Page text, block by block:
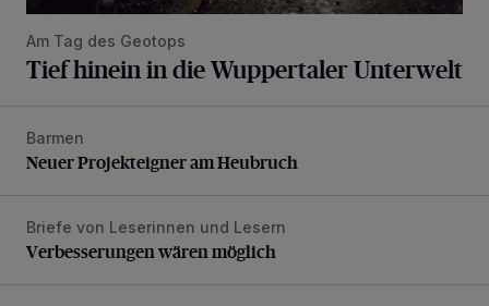
Am Tag des Geotops
Tief hinein in die Wuppertaler Unterwelt
Neuer Projekteigner am Heubruch
Barmen
Neuer Projekteigner am Heubruch
Verbesserungen wären möglich
Briefe von Leserinnen und Lesern
Verbesserungen wären möglich